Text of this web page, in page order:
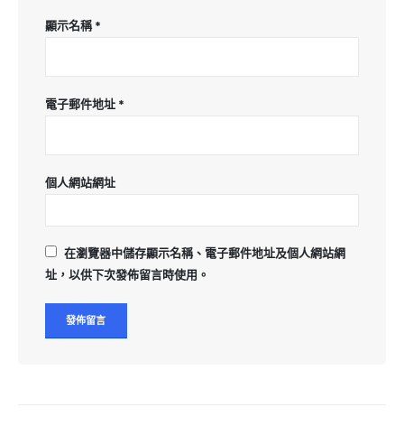
顯示名稱*
電子郵件地址 *
個人網站網址
在瀏覽器中儲存顯示名稱、電子郵件地址及個人網站網
址，以供下次發佈留言時使用。